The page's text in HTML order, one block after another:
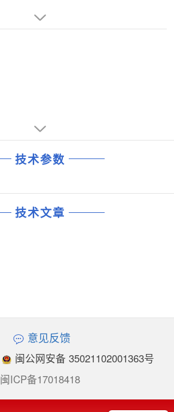
技术参数
技术文章
意见反馈
闽公网安备 35021102001363号
闽ICP备17018418